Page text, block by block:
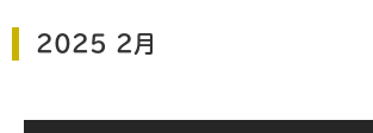
2025 2月